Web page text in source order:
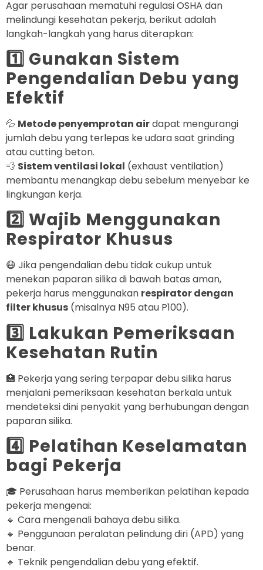
Agar perusahaan mematuhi regulasi OSHA dan
melindungi kesehatan pekerja, berikut adalah
langkah-langkah yang harus diterapkan:
1️⃣ Gunakan Sistem
Pengendalian Debu yang
Efektif
💦 Metode penyemprotan airdapat mengurangi
jumlah debu yang terlepas ke udara saat grinding
atau cutting beton.
💨 Sistem ventilasi lokal (exhaust ventilation)
membantu menangkap debu sebelum menyebar ke
lingkungan kerja.
2️⃣ Wajib Menggunakan
Respirator Khusus
😷 Jika pengendalian debu tidak cukup untuk
menekan paparan silika di bawah batas aman,
pekerja harus menggunakan respirator dengan
filter khusus (misalnya N95 atau P100).
3️⃣ Lakukan Pemeriksaan
Kesehatan Rutin
🏥 Pekerja yang sering terpapar debu silika harus
menjalani pemeriksaan kesehatan berkala untuk
mendeteksi dini penyakit yang berhubungan dengan
paparan silika.
4️⃣ Pelatihan Keselamatan
bagi Pekerja
🎓 Perusahaan harus memberikan pelatihan kepada
pekerja mengenai:
🔹 Cara mengenali bahaya debu silika.
🔹 Penggunaan peralatan pelindung diri (APD) yang
benar.
🔹 Teknik pengendalian debu yang efektif.